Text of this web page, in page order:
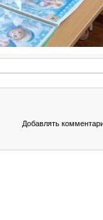
Добавлять